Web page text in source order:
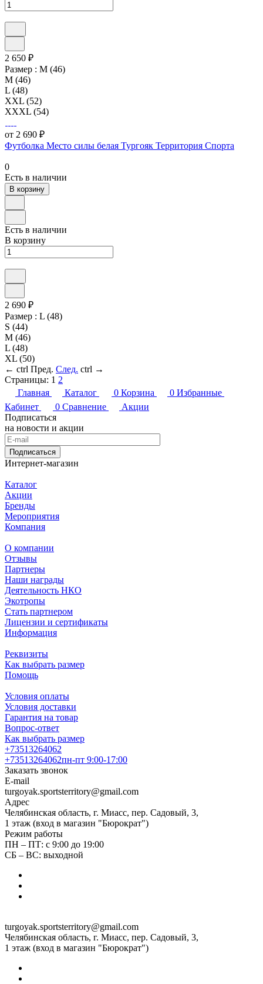
2 650 ₽
Размер : M (46)
M (46)
L (48)
XXL (52)
XXXL (54)
от 2 690 ₽
Футболка Место силы белая Тургояк Территория Спорта
0
Есть в наличии
В корзину
Есть в наличии
В корзину
2 690 ₽
Размер : L (48)
S (44)
M (46)
L (48)
XL (50)
← ctrl Пред. След. ctrl →
Страницы: 1 2
Главная
Каталог 0 Корзина 0 Избранные
Кабинет
0 Сравнение
Акции
Подписаться
на новости и акции
Подписаться
Интернет-магазин
Каталог
Акции
Бренды
Мероприятия
Компания
О компании
Отзывы
Партнеры
Наши награды
Деятельность НКО
Экотропы
Стать партнером
Лицензии и сертификаты
Информация
Реквизиты
Как выбрать размер
Помощь
Условия оплаты
Условия доставки
Гарантия на товар
Вопрос-ответ
Как выбрать размер
+73513264062
+73513264062пн-пт 9:00-17:00
Заказать звонок
E-mail
turgoyak.sportsterritory@gmail.com
Адрес
Челябинская область, г. Миасс, пер. Садовый, 3,
1 этаж (вход в магазин "Бюрократ")
Режим работы
ПН – ПТ: с 9:00 до 19:00
СБ – ВС: выходной
turgoyak.sportsterritory@gmail.com
Челябинская область, г. Миасс, пер. Садовый, 3,
1 этаж (вход в магазин "Бюрократ")